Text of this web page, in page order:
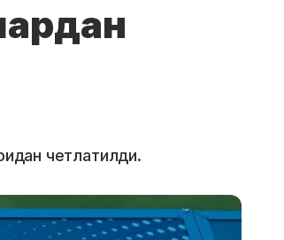
четлатилди.